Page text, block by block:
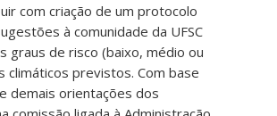
com criação de um protocolo
à comunidade da UFSC
graus de risco (baixo, médio ou
climáticos previstos. Com base
demais orientações dos